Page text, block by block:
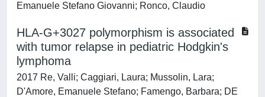
Emanuele Stefano Giovanni; Ronco, Claudio
HLA-G+3027 polymorphism is associated
with tumor relapse in pediatric Hodgkin's
lymphoma
2017 Re, Valli; Caggiari, Laura; Mussolin, Lara;
D'Amore, Emanuele Stefano; Famengo, Barbara; DE